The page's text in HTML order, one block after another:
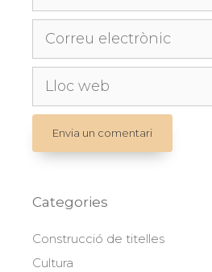
Correu
electrònic
Lloc
web
Categories
Construcció de titelles
Cultura